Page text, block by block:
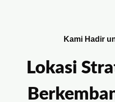
Kami Hadir
Lokasi